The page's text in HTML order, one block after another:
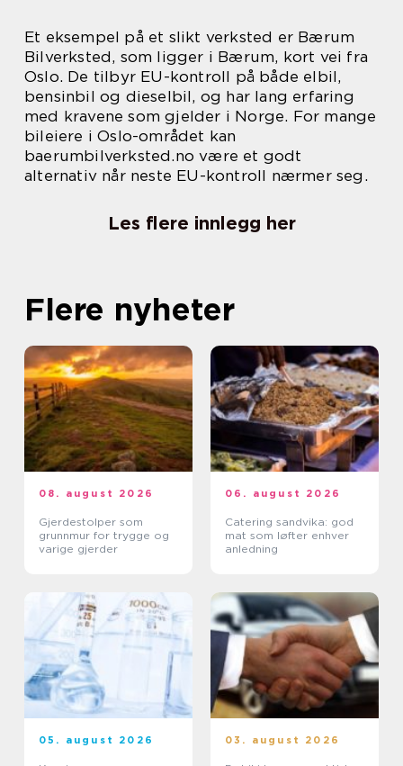
Et eksempel på et slikt verksted er Bærum
Bilverksted, som ligger i Bærum, kort vei fra
Oslo. De tilbyr EU-kontroll på både elbil,
bensinbil og dieselbil, og har lang erfaring
med kravene som gjelder i Norge. For mange
bileiere i Oslo-området kan
baerumbilverksted.no være et godt
alternativ når neste EU-kontroll nærmer seg.
Les flere innlegg her
Flere nyheter
08. august 2026
Gjerdestolper som
grunnmur for trygge og
varige gjerder
06. august 2026
Catering sandvika: god
mat som løfter enhver
anledning
05. august 2026 03. august 2026